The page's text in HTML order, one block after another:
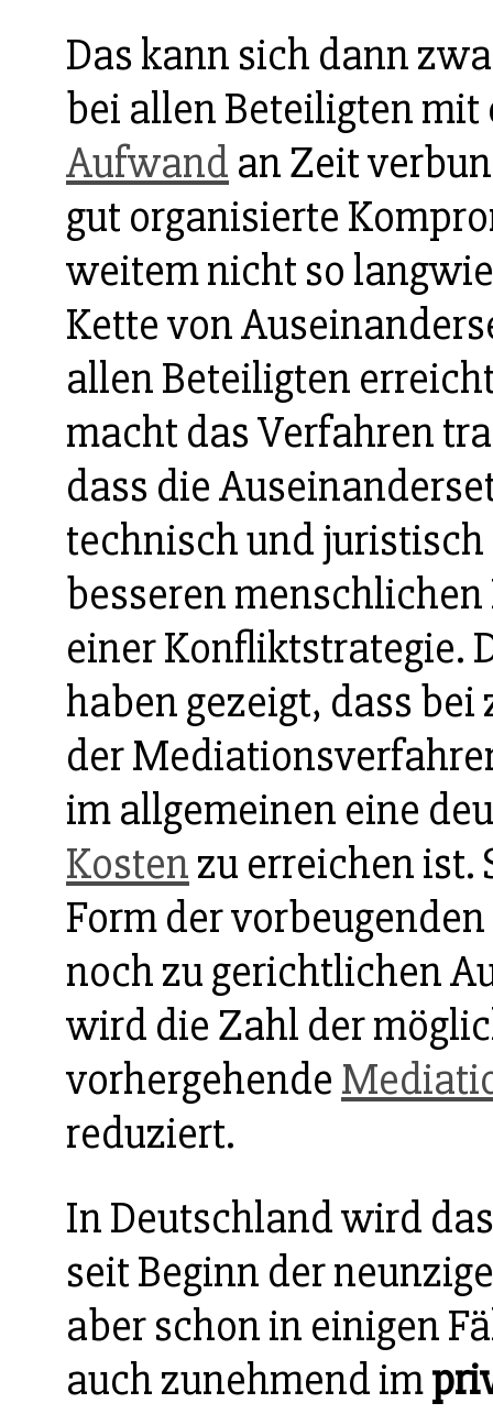
Das kann sich dann
bei allen Beteiligten
Aufwand an Zeit
gut organisierte
weitem nicht so
Kette von
allen Beteiligten
macht das Verfahren
dass die
technisch und
besseren
einer Konfliktstrategie.
haben gezeigt, dass
der
im allgemeinen eine
Kostenzu erreichen ist.
Form der vorbeugenden
noch zu gerichtlichen
wird die Zahl der
vorhergehende
reduziert.
In Deutschland wird
seit Beginn der
aber schon in einigen
auch zunehmend im